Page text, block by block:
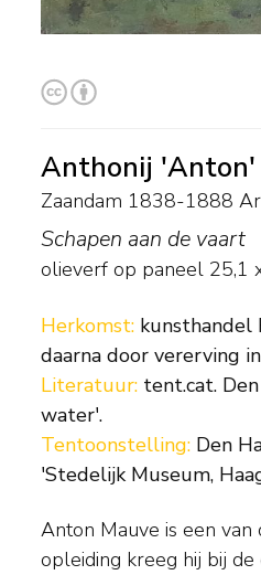
Anthonij 'Anton'
Zaandam 1838-1888
Schapen aan de vaart
olieverf op paneel 25,1
Herkomst: kunsthandel
daarna door vererving
Literatuur: tent.cat.
water'.
Tentoonstelling: Den
'Stedelijk Museum,
Anton Mauve is een van
opleiding kreeg hij bij de
vooral de heide
zilvergrijze tonen van het